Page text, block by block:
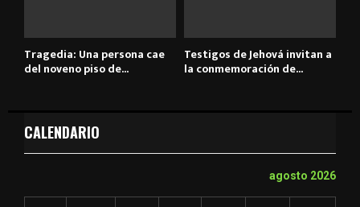
Tragedia: Una persona cae
del noveno piso de...
Testigos de Jehová invitan a
la conmemoración de...
CALENDARIO
agosto 2026